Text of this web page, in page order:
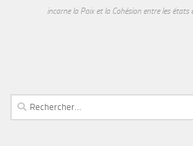
incarne la Paix et la Cohésion entre les états
Rechercher :